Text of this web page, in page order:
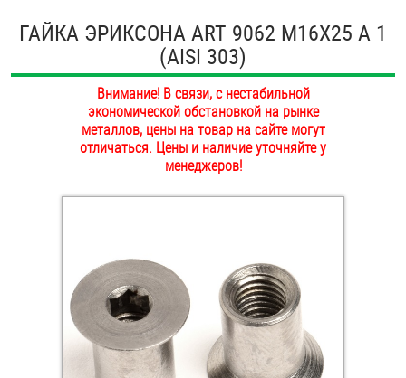
ПОКУПАТЕЛЯМ
ОПЛАТА И ДОСТАВКА
НАШИ МАГАЗИНЫ
Болты и винты
Заклепки (Гайки-Заклепки)
Инструмент
ГАЙКА ЭРИКСОНА ART 9062 М16Х25 А 1
(AISI 303)
Внимание! В связи, с нестабильной
экономической обстановкой на рынке
металлов, цены на товар на сайте могут
отличаться. Цены и наличие уточняйте у
менеджеров!